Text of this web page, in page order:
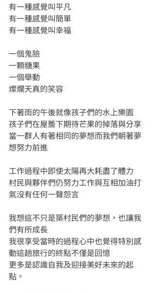
有一種感覺叫平凡
有一種感覺叫簡單
有一種感覺叫幸福
一個鬼臉
一顆糖果
一個舉動
燦爛天真的笑容
下著雨的午後就像孩子們的水上樂園
孩子們在屋簷下期待芒果的掉落與分享
當一群人有著相同的夢想而我們朝著夢
想努力前進
工作過程中即使太陽再大耗盡了體力
村民與夥伴們仍努力工作與互相加油打
氣沒有任何一聲怨言
我想這不只是築村民們的夢想，也讓我
們有所成長
我很享受當時的過程心中也覺得特別感
動這趟旅行的終點不僅是回憶
更多是認識自我及迎接美好未來的起
點。